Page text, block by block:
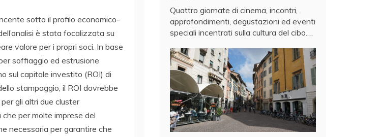
sotto il profilo economico-
è stata focalizzata su
valore per i propri soci. In base
soffiaggio ed estrusione
sul capitale investito (ROI) di
stampaggio, il ROI dovrebbe
gli altri due cluster
per molte imprese del
necessaria per garantire che
Quattro giornate di cinema, incontri,
approfondimenti, degustazioni ed eventi
speciali incentrati sulla cultura del cibo.…